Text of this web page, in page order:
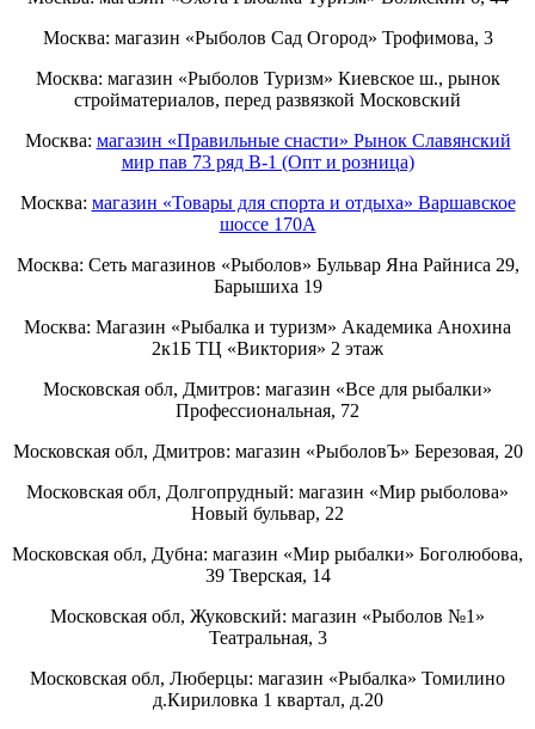
Москва: магазин «Рыболов Сад Огород» Трофимова, 3
Москва: магазин «Рыболов Туризм» Киевское ш., рынок
стройматериалов, перед развязкой Московский
Москва: магазин «Правильные снасти» Рынок Славянский
мир пав 73 ряд B-1 (Опт и розница)
Москва: магазин «Товары для спорта и отдыха» Варшавское
шоссе 170А
Москва: Сеть магазинов «Рыболов» Бульвар Яна Райниса 29,
Барышиха 19
Москва: Магазин «Рыбалка и туризм» Академика Анохина
2к1Б ТЦ «Виктория» 2 этаж
Московская обл, Дмитров: магазин «Все для рыбалки»
Профессиональная, 72
Московская обл, Дмитров: магазин «РыболовЪ» Березовая, 20
Московская обл, Долгопрудный: магазин «Мир рыболова»
Новый бульвар, 22
Московская обл, Дубна: магазин «Мир рыбалки» Боголюбова,
39 Тверская, 14
Московская обл, Жуковский: магазин «Рыболов №1»
Театральная, 3
Московская обл, Люберцы: магазин «Рыбалка» Томилино
д.Кириловка 1 квартал, д.20